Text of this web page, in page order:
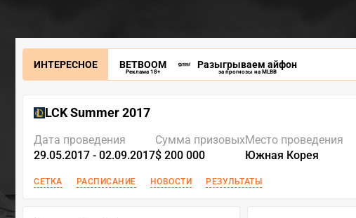
ИНТЕРЕСНОЕ BETBOOM
Реклама 18+
Разыгрываем айфон
за прогнозы на MLBB
LCK Summer 2017
Дата проведения
29.05.2017 - 02.09.2017
Сумма призовых
$ 200 000
Место проведения
Южная Корея
СЕТКА РАСПИСАНИЕ НОВОСТИ РЕЗУЛЬТАТЫ